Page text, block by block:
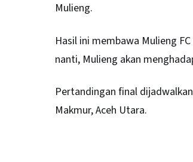
Mulieng.
Hasil ini membawa Mulieng
nanti, Mulieng akan
Pertandingan final
Makmur, Aceh Utara.